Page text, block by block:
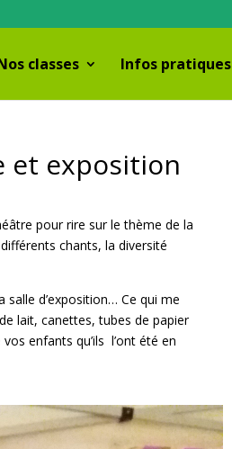
classes Infos pratiques
et exposition
pour rire sur le thème de la
chants, la diversité
d’exposition… Ce qui me
lait, canettes, tubes de papier
enfants qu’ils l’ont été en